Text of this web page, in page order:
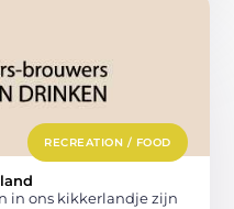
RECREATION / FOOD
in ons kikkerlandje zijn